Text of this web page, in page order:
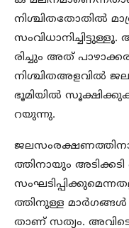
നിശ്ചിതതോതില്‍
രിച്ചും അത്
നിശ്ചിതഅളവില്‍
ഭൂമിയില്‍
റയുന്നു.
ത്തിനായും
ത്തിനുള്ള മാര്‍ഗങ്ങള്‍
താണ് സത്യം.